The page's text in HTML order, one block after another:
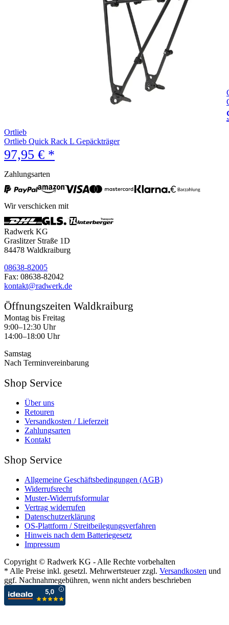
Ortlieb
Ortlieb Quick Rack L Gepäckträger
97,95 € *
Zahlungsarten
Wir verschicken mit
Radwerk KG
Graslitzer Straße 1D
84478 Waldkraiburg
08638-82005
Fax: 08638-82042
kontakt@radwerk.de
Öffnungszeiten Waldkraiburg
Montag bis Freitag
9:00–12:30 Uhr
14:00–18:00 Uhr
Samstag
Nach Terminvereinbarung
Shop Service
Über uns
Retouren
Versandkosten / Lieferzeit
Zahlungsarten
Kontakt
Shop Service
Allgemeine Geschäftsbedingungen (AGB)
Widerrufsrecht
Muster-Widerrufsformular
Vertrag widerrufen
Datenschutzerklärung
OS-Plattform / Streitbeilegungsverfahren
Hinweis nach dem Batteriegesetz
Impressum
Copyright © Radwerk KG - Alle Rechte vorbehalten
* Alle Preise inkl. gesetzl. Mehrwertsteuer zzgl. Versandkosten und
ggf. Nachnahmegebühren, wenn nicht anders beschrieben